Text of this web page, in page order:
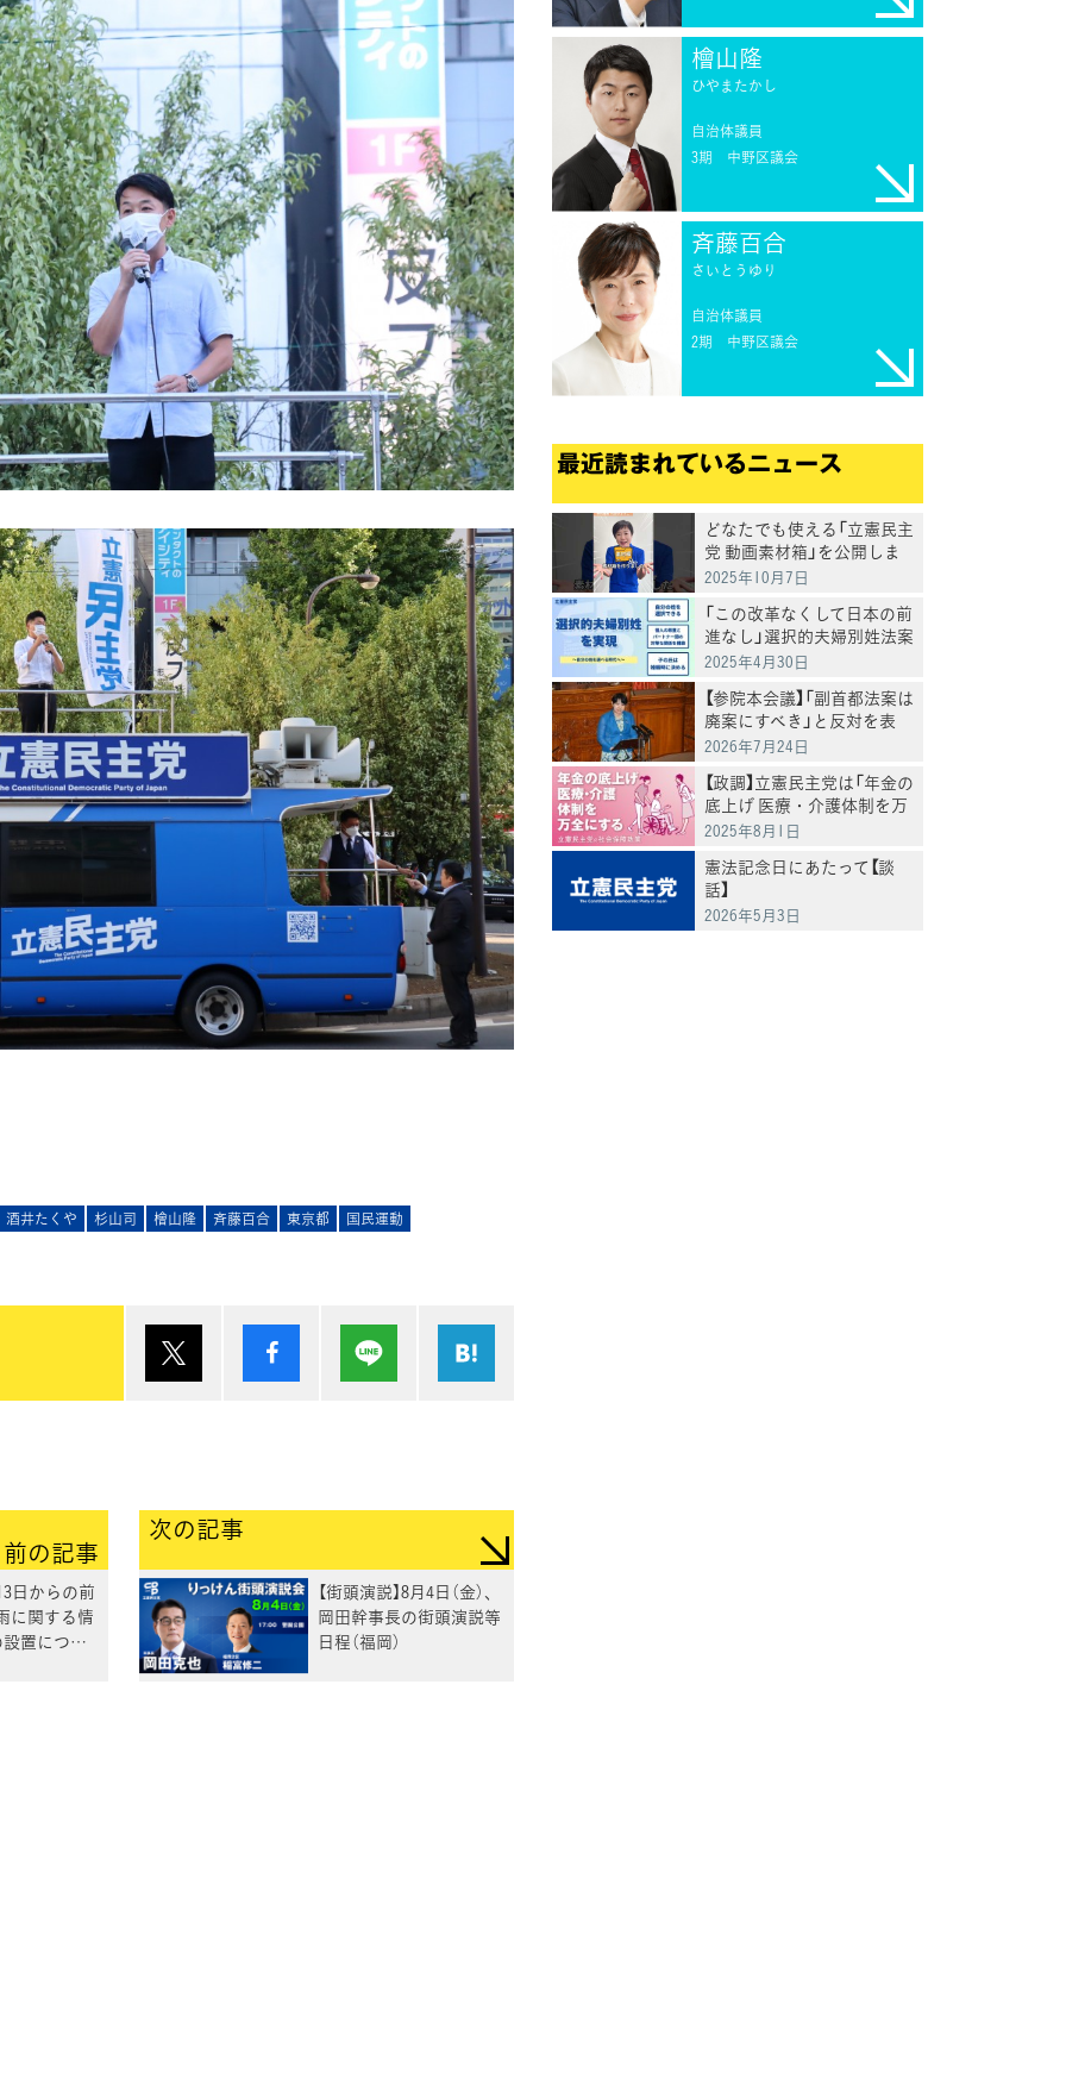
酒井たくや 杉山司 檜山隆 斉藤百合 東京都 国民運動
シェア Lineで送る
前の記事
3日からの前
に関する情
設置につい
次の記事
【街頭演説】8月4日（金）、
岡田幹事長の街頭演説等
日程（福岡）
檜山隆
ひやまたかし
自治体議員
3期 中野区議会
斉藤百合
さいとうゆり
自治体議員
2期 中野区議会
最近読まれているニュース
どなたでも使える「立憲民主
党 動画素材箱」を公開しま
した
2025年10月7日
「この改革なくして日本の前
進なし」選択的夫婦別姓法案
を提出
2025年4月30日
【参院本会議】「副首都法案は
廃案にすべき」と反対を表
明 岸真紀子議員
2026年7月24日
【政調】立憲民主党は「年金の
底上げ 医療・介護体制を万
全にする」
2025年8月1日
憲法記念日にあたって【談
話】
2026年5月3日